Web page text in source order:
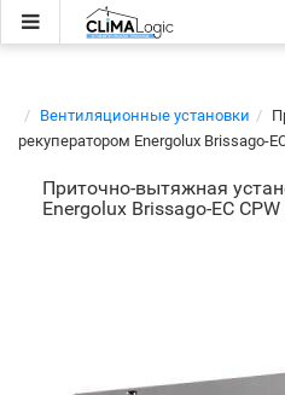
Вентиляционные установки
рекуператором Energolux Brissago-
Приточно-вытяжная
Energolux Brissago-EC